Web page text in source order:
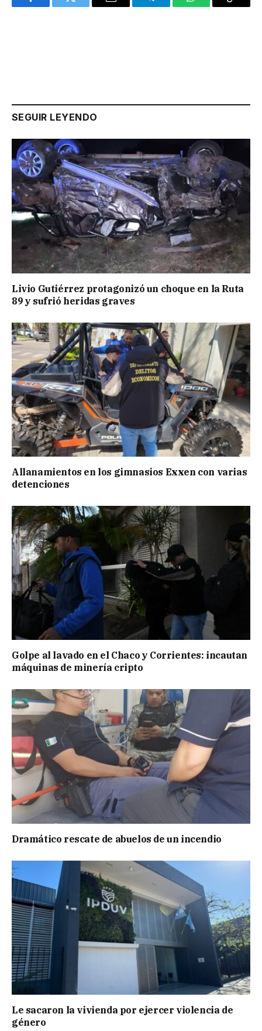
FacebookTwitter Email TelegramWhatsAppCopy
SEGUIR LEYENDO
Livio Gutiérrez protagonizó un choque en la Ruta
89 y sufrió heridas graves
Allanamientos en los gimnasios Exxen con varias
detenciones
Golpe al lavado en el Chaco y Corrientes: incautan
máquinas de minería cripto
Dramático rescate de abuelos de un incendio
Le sacaron la vivienda por ejercer violencia de
género